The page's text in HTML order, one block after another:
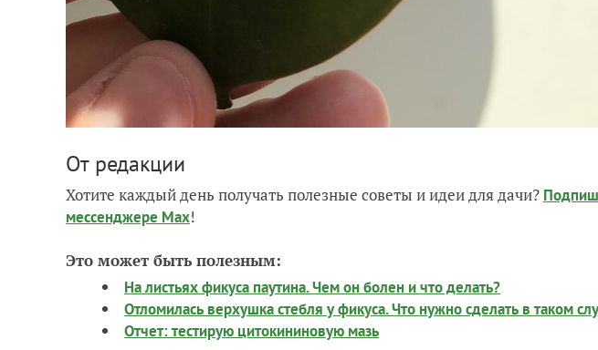
От редакции
Хотите каждый день получать полезные советы и идеи для дачи?
мессенджере Max!
Это может быть полезным:
На листьях фикуса паутина. Чем он болен и что делать?
Отломилась верхушка стебля у фикуса. Что нужно сделать в таком
Отчет: тестирую цитокининовую мазь